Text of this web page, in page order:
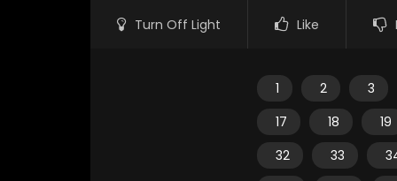
Turn Off Light Like
1 2
3
17
18
19
32
33